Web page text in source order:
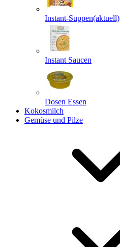
Instant-Suppen(aktuell)
Instant Saucen
Dosen Essen
Kokosmilch
Gemüse und Pilze